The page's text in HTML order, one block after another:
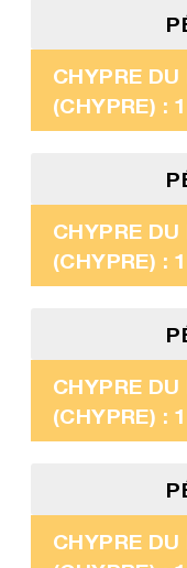
CHYPRE DU
(CHYPRE) :
CHYPRE DU
(CHYPRE) :
CHYPRE DU
(CHYPRE) :
CHYPRE DU